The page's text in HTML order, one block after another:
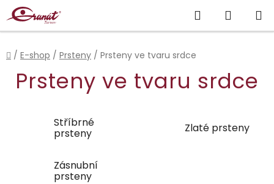
Přejít
na
obsah
Hledat
KOŠÍK
Domů
/ E-shop / Prsteny / Prsteny ve tvaru srdce
Prsteny ve tvaru srdce
Stříbrné
prsteny Zlaté prsteny
Zásnubní
prsteny